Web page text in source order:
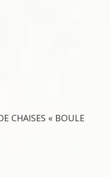
CHAISES « BOULE